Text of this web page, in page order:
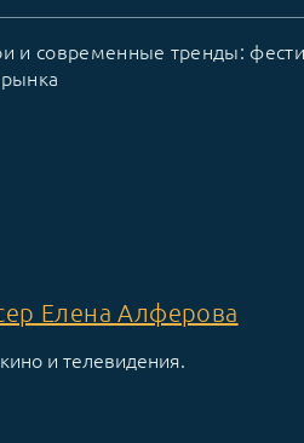
и современные тренды:
Елена Алферова
и телевидения.